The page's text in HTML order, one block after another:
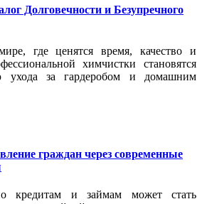
Долговечности и Безупречного
где ценятся время, качество и
химчистки становятся
ухода за гардеробом и домашним
граждан через современные
кредитам и займам может стать